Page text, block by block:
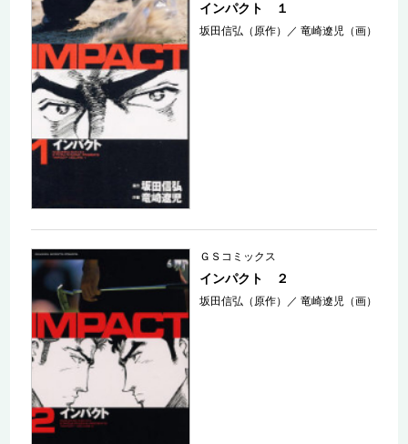
インパクト １
坂田信弘（原作） ／竜崎遼児（画）
ＧＳコミックス
インパクト ２
坂田信弘（原作） ／竜崎遼児（画）